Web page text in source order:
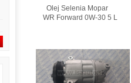
Olej Selenia Mopar
WR Forward 0W-30 5 L